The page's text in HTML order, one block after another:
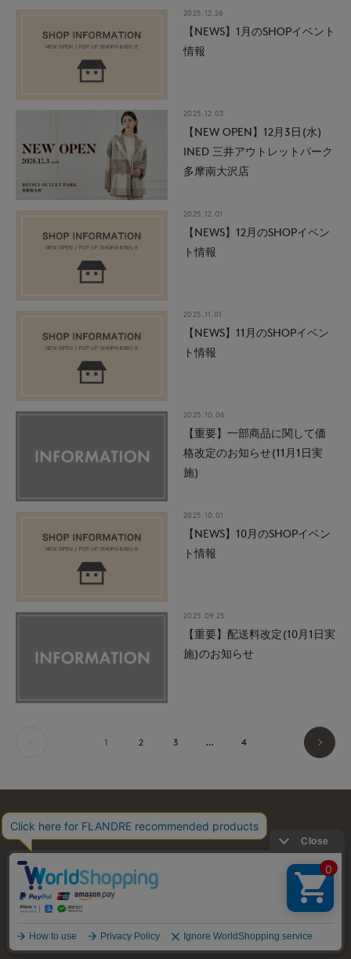
2025.12.26
【NEWS】1月のSHOPイベント
情報
2025.12.03
【NEW OPEN】12月3日(水)
INED 三井アウトレットパーク
多摩南大沢店
2025.12.01
【NEWS】12月のSHOPイベン
ト情報
2025.11.01
【NEWS】11月のSHOPイベン
ト情報
2025.10.06
【重要】一部商品に関して価
格改定のお知らせ(11月1日実
施)
2025.10.01
【NEWS】10月のSHOPイベン
ト情報
2025.09.25
【重要】配送料改定(10月1日実
施)のお知らせ
1 2 3 … 4
お問い合わせ 利用規約 プライバシーポリシー
特定商取引・古物営業法に基づく表示